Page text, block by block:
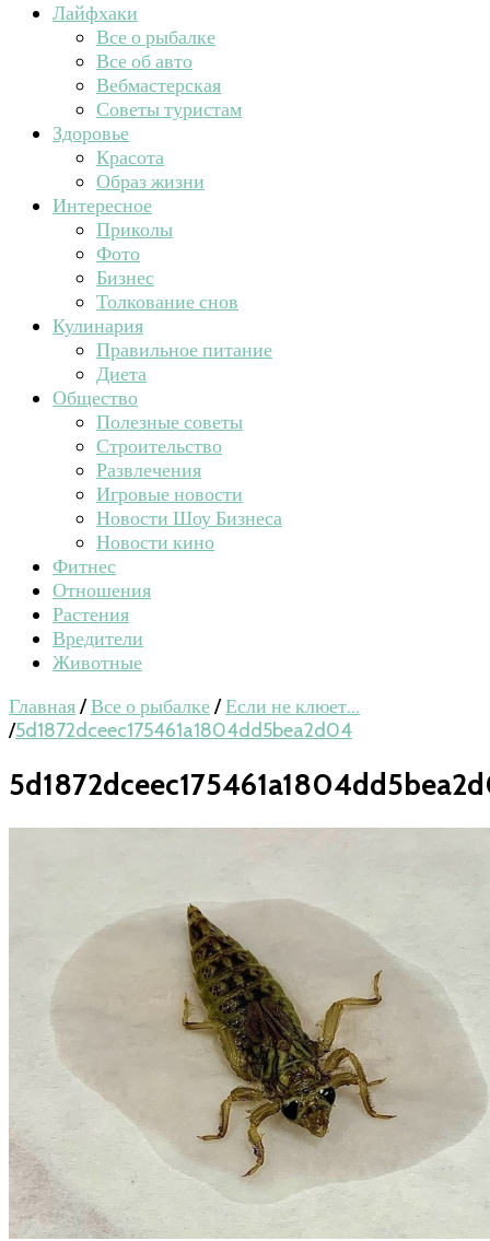
Лайфхаки
Все о рыбалке
Все об авто
Вебмастерская
Советы туристам
Здоровье
Красота
Образ жизни
Интересное
Приколы
Фото
Бизнес
Толкование снов
Кулинария
Правильное питание
Диета
Общество
Полезные советы
Строительство
Развлечения
Игровые новости
Новости Шоу Бизнеса
Новости кино
Фитнес
Отношения
Растения
Вредители
Животные
Главная/Все о рыбалке/Если не клюет...
/5d1872dceec175461a1804dd5bea2d04